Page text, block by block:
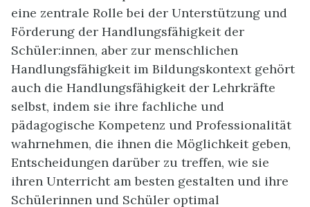
eine zentrale Rolle bei der Unterstützung und
Förderung der Handlungsfähigkeit der
Schüler:innen, aber zur menschlichen
Handlungsfähigkeit im Bildungskontext gehört
auch die Handlungsfähigkeit der Lehrkräfte
selbst, indem sie ihre fachliche und
pädagogische Kompetenz und Professionalität
wahrnehmen, die ihnen die Möglichkeit geben,
Entscheidungen darüber zu treffen, wie sie
ihren Unterricht am besten gestalten und ihre
Schülerinnen und Schüler optimal